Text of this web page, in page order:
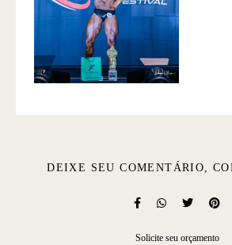
DEIXE SEU COMENTÁRIO,
Solicite seu orçamento